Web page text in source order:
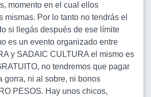
momento en el cual ellos
mismas. Por lo tanto no tendrás el
si llegás después de ese límite
es un evento organizado entre
y SADAIC CULTURA el mismo es
no tendremos que pagar
gorra, ni al sobre, ni bonos
PESOS. Hay unos chicos,